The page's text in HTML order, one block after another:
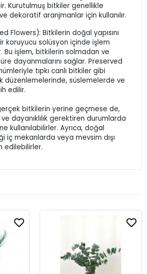
Kurutulmuş bitkiler genellikle
dekoratif aranjmanlar için kullanılır.
Flowers): Bitkilerin doğal yapısını
koruyucu solüsyon içinde işlem
işlem, bitkilerin solmadan ve
dayanmalarını sağlar. Preserved
tıpkı canlı bitkiler gibi
düzenlemelerinde, süslemelerde ve
edilir.
bitkilerin yerine geçmese de,
dayanıklılık gerektiren durumlarda
kullanılabilirler. Ayrıca, doğal
iç mekanlarda veya mevsim dışı
edilebilirler.